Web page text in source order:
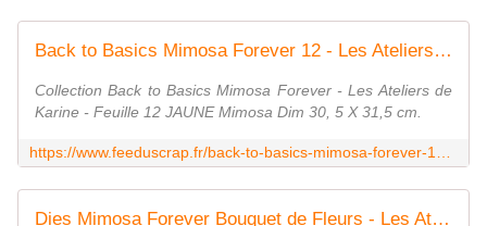
Back to Basics Mimosa Forever 12 - Les Ateliers de Karine
Collection Back to Basics Mimosa Forever - Les Ateliers de
Karine - Feuille 12 JAUNE Mimosa Dim 30, 5 X 31,5 cm.
Dies Mimosa Forever Bouquet de Fleurs - Les Ateliers de Karine